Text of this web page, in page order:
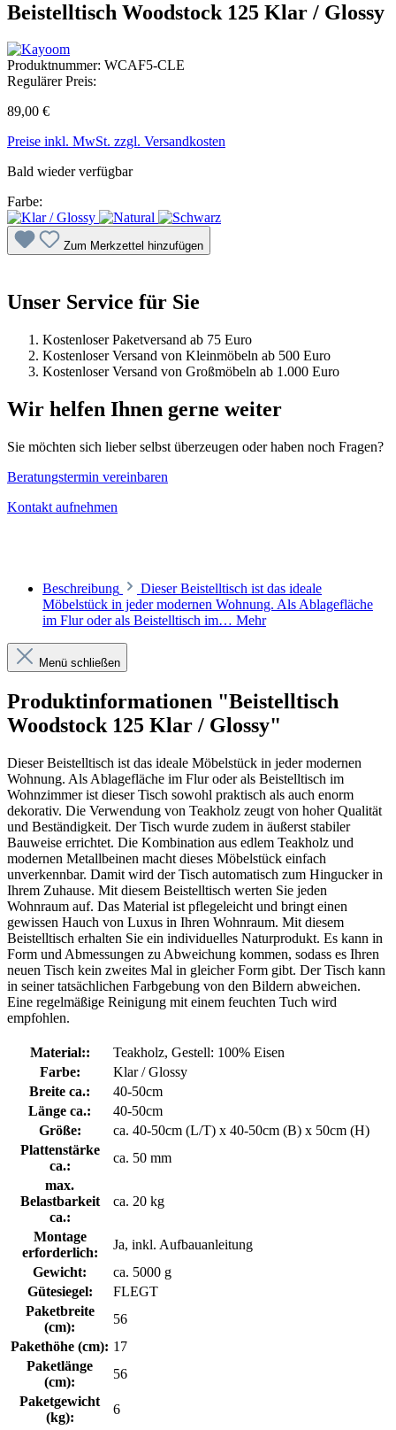
Beistelltisch Woodstock 125 Klar / Glossy
Produktnummer: WCAF5-CLE
Regulärer Preis:
89,00 €
Preise inkl. MwSt. zzgl. Versandkosten
Bald wieder verfügbar
Farbe:
Zum Merkzettel hinzufügen
Unser Service für Sie
Kostenloser Paketversand ab 75 Euro
Kostenloser Versand von Kleinmöbeln ab 500 Euro
Kostenloser Versand von Großmöbeln ab 1.000 Euro
Wir helfen Ihnen gerne weiter
Sie möchten sich lieber selbst überzeugen oder haben noch Fragen?
Beratungstermin vereinbaren
Kontakt aufnehmen
Beschreibung
Dieser Beistelltisch ist das ideale
Möbelstück in jeder modernen Wohnung. Als Ablagefläche
im Flur oder als Beistelltisch im… Mehr
Menü schließen
Produktinformationen "Beistelltisch
Woodstock 125 Klar / Glossy"
Dieser Beistelltisch ist das ideale Möbelstück in jeder modernen
Wohnung. Als Ablagefläche im Flur oder als Beistelltisch im
Wohnzimmer ist dieser Tisch sowohl praktisch als auch enorm
dekorativ. Die Verwendung von Teakholz zeugt von hoher Qualität
und Beständigkeit. Der Tisch wurde zudem in äußerst stabiler
Bauweise errichtet. Die Kombination aus edlem Teakholz und
modernen Metallbeinen macht dieses Möbelstück einfach
unverkennbar. Damit wird der Tisch automatisch zum Hingucker in
Ihrem Zuhause. Mit diesem Beistelltisch werten Sie jeden
Wohnraum auf. Das Material ist pflegeleicht und bringt einen
gewissen Hauch von Luxus in Ihren Wohnraum. Mit diesem
Beistelltisch erhalten Sie ein individuelles Naturprodukt. Es kann in
Form und Abmessungen zu Abweichung kommen, sodass es Ihren
neuen Tisch kein zweites Mal in gleicher Form gibt. Der Tisch kann
in seiner tatsächlichen Farbgebung von den Bildern abweichen.
Eine regelmäßige Reinigung mit einem feuchten Tuch wird
empfohlen.
Material::
Teakholz, Gestell: 100% Eisen
Farbe:
Klar / Glossy
Breite ca.:
40-50cm
Länge ca.:
40-50cm
Größe:
ca. 40-50cm (L/T) x 40-50cm (B) x 50cm (H)
Plattenstärke
ca.:
ca. 50 mm
max.
Belastbarkeit
ca.:
ca. 20 kg
Montage
erforderlich:
Ja, inkl. Aufbauanleitung
Gewicht:
ca. 5000 g
Gütesiegel:
FLEGT
Paketbreite
(cm):
56
Pakethöhe (cm): 17
Paketlänge
(cm):
56
Paketgewicht
(kg):
6